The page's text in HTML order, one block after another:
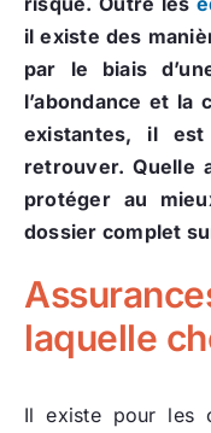
il existe des
par le biais
l’abondance et
existantes, il
retrouver. Quelle
protéger au
dossier complet
laquelle
Il existe pour les